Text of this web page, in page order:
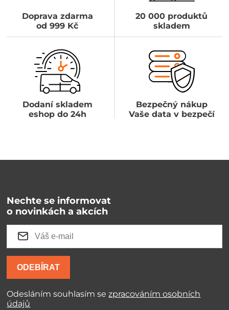
Doprava zdarma
od 999 Kč
20 000 produktů
skladem
Dodaní skladem
eshop do 24h
Bezpečný nákup
Vaše data v bezpečí
Nechte se informovat
o novinkách a akcích
ODEBÍRAT
Odesláním souhlasím sezpracováním osobních
údajů